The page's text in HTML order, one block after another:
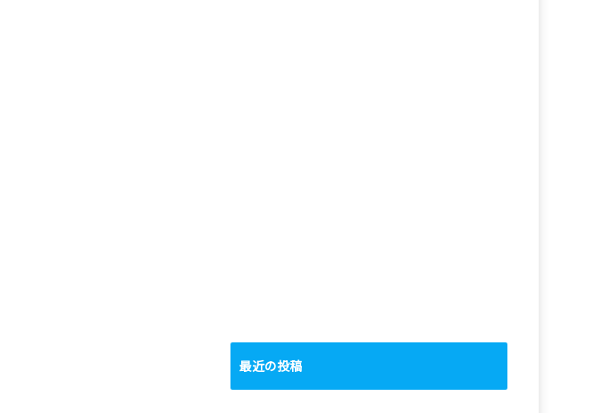
最近の投稿